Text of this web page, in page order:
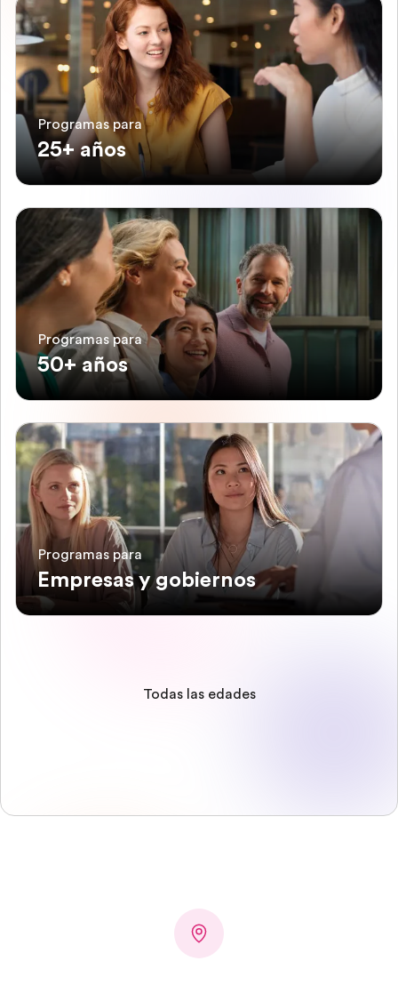
Programas para
25+ años
Programas para
50+ años
Programas para
Empresas y gobiernos
Todas las edades